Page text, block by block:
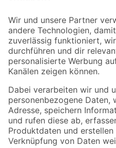
Der toom Newsletter: Keine Angebote
Zur Newsletter Anmeldung
Folge uns
Zahlungsarten